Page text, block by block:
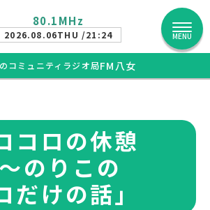
80.1MHz
2026.08.06THU /21:24 MENU
コミュニティラジオ局FM八女
コロの休憩
のりこの
だけの話」